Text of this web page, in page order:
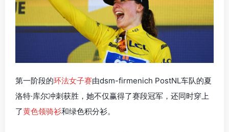
第一阶段的环法女子赛由dsm-firmenich PostNL车队的夏
洛特·库尔冲刺获胜，她不仅赢得了赛段冠军，还同时穿上
了黄色领骑衫和绿色积分衫。